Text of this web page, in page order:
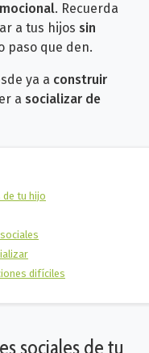
. Recuerda
a tus hijos sin
paso que den.
ya a construir
a socializar de
de tu hijo
difíciles
sociales de tu